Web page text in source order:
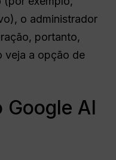
o administrador
portanto,
veja a opção de
Google AI